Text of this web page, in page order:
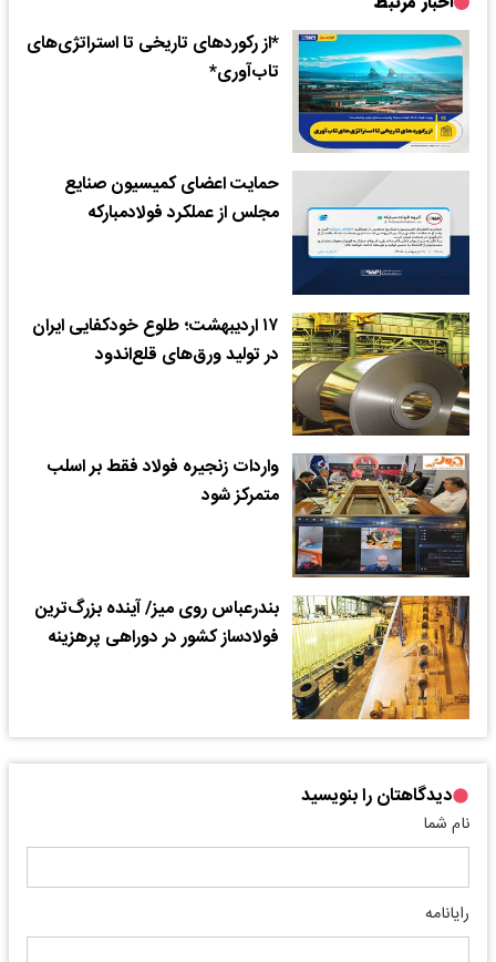
*از رکوردهای تاریخی تا استراتژی‌های
تاب‌آوری*
حمایت اعضای کمیسیون صنایع
مجلس از عملکرد فولادمبارکه
۱۷ اردیبهشت؛ طلوع خودکفایی ایران
در تولید ورق‌های قلع‌اندود
واردات زنجیره فولاد فقط بر اسلب
متمرکز شود
بندرعباس روی میز/ آینده بزرگ‌ترین
فولادساز کشور در دوراهی پرهزینه
دیدگاهتان را بنویسید
نام شما
رایانامه